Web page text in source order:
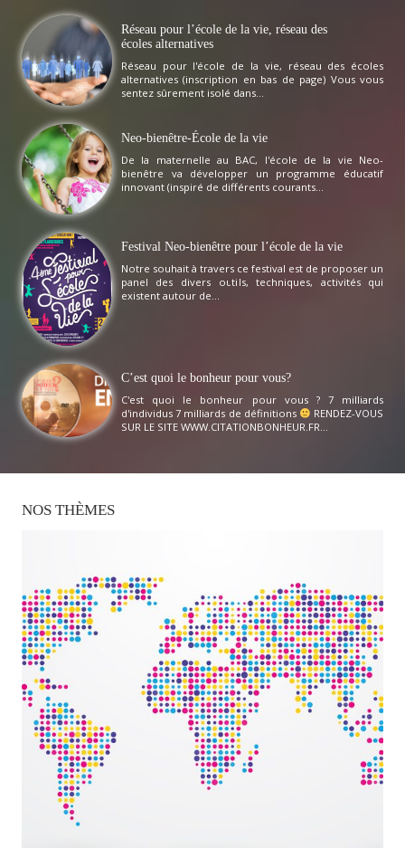
Réseau pour l’école de la vie, réseau des
écoles alternatives
Réseau pour l'école de la vie, réseau des écoles
alternatives (inscription en bas de page) Vous vous
sentez sûrement isolé dans...
Neo-bienêtre-École de la vie
De la maternelle au BAC, l'école de la vie Neo-
bienêtre va développer un programme éducatif
innovant (inspiré de différents courants...
Festival Neo-bienêtre pour l’école de la vie
Notre souhait à travers ce festival est de proposer un
panel des divers outils, techniques, activités qui
existent autour de...
C’est quoi le bonheur pour vous?
C'est quoi le bonheur pour vous ? 7 milliards
d'individus 7 milliards de définitions
RENDEZ-VOUS
SUR LE SITE WWW.CITATIONBONHEUR.FR...
NOS THÈMES